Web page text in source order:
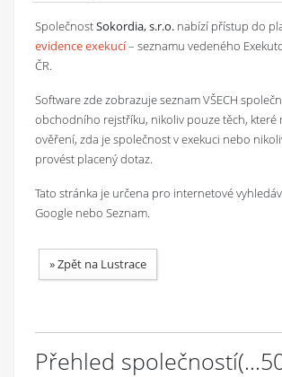
SpolečnostSokordia, s.r.o. nabízí přístup do
evidence exekucí– seznamu vedeného
ČR.
Software zde zobrazuje seznam VŠECH
obchodního rejstříku, nikoliv pouze těch, které
ověření, zda je společnost v exekuci nebo
provést placený dotaz.
Tato stránka je určena pro internetové
Google nebo Seznam.
»Zpět na Lustrace
Přehled společností(...